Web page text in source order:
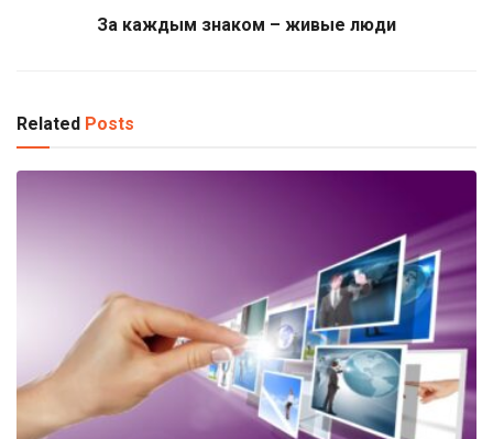
За каждым знаком – живые люди
Related Posts